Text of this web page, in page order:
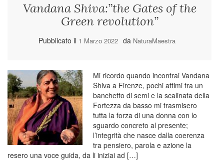
Vandana Shiva:”the Gates of the
Green revolution”
Pubblicato il 1 Marzo 2022 da NaturaMaestra
Mi ricordo quando incontrai Vandana
Shiva a Firenze, pochi attimi fra un
banchetto di semi e la scalinata della
Fortezza da basso mi trasmisero
tutta la forza di una donna con lo
sguardo concreto al presente;
l’integrità che nasce dalla coerenza
tra pensiero, parola e azione la
resero una voce guida, da li iniziai ad […]